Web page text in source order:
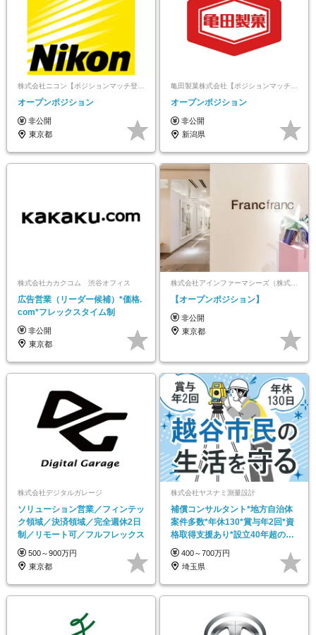
株式会社ニコン【ポジションマッチ登録】
オープンポジション
非公開
東京都
オープンポジション
非公開
新潟県
株式会社カカクコム 渋谷オフィス
広告営業（リーダー候補）*価格.
com*フレックスタイム制
非公開
東京都
株式会社アインファーマシーズ（株式会社Francfrancへの出向）【ポジションマッチ登録】
【オープンポジション】
非公開
東京都
株式会社デジタルガレージ
ソリューション営業／フィンテッ
ク領域／決済領域／完全週休2日
制／リモート可／フルフレックス
500～900万円
東京都
株式会社ヤスナミ測量設計
補償コンサルタント*地方自治体
案件多数*年休130*賞与年2回*資
格取得支援あり*設立40年超の安
定企業
400～700万円
埼玉県